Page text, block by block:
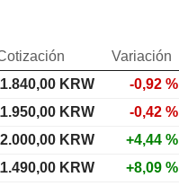
Variación
KRW -0,92 %
KRW -0,42 %
KRW +4,44 %
KRW +8,09 %